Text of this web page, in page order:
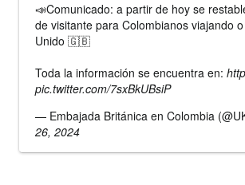
📣Comunicado: a partir de hoy se
de visitante para Colombianos viajando
Unido 🇬🇧
Toda la información se encuentra en:
pic.twitter.com/7sxBkUBsiP
— Embajada Británica en Colombia
26, 2024